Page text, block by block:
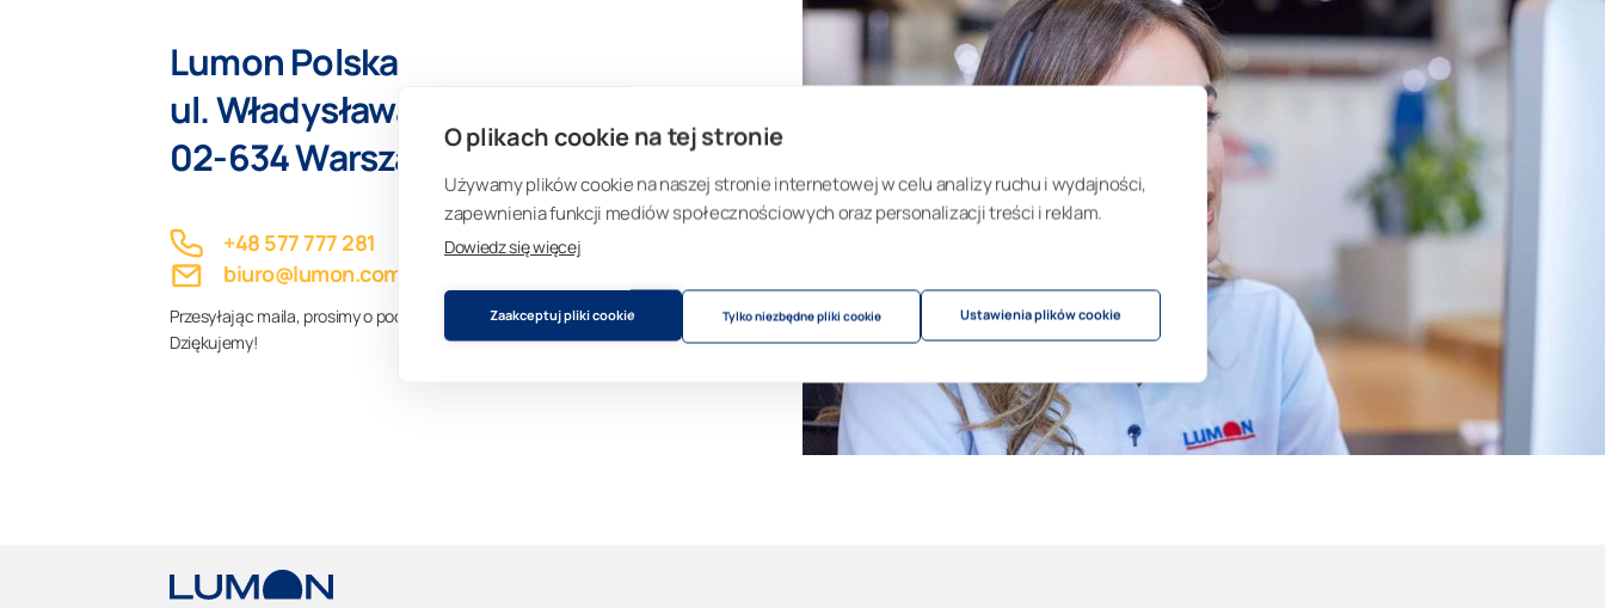
O plikach cookie na tej stronie
Używamy plików cookie na naszej stronie internetowej w celu analizy ruchu i wydajności,
zapewnienia funkcji mediów społecznościowych oraz personalizacji treści i reklam.
Dowiedz się więcej
Zaakceptuj pliki cookie Tylko niezbędne pliki cookie Ustawienia plików cookie
Lumon Polska
ul. Władysława Szpilmana 6
02-634 Warszawa
+48 577 777 281
biuro@lumon.com
Przesyłając maila, prosimy o podanie kodu pocztowego.
Dziękujemy!